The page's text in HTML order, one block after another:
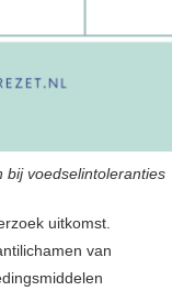
bij voedselintoleranties
uitkomst.
van